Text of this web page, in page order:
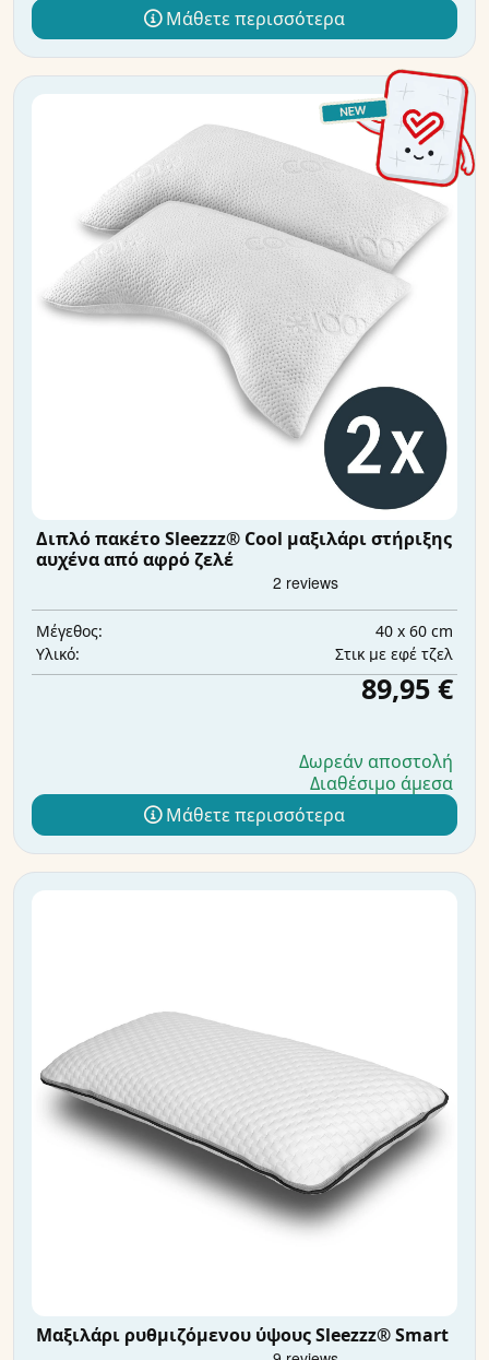
Μάθετε περισσότερα
Διπλό πακέτο Sleezzz® Cool μαξιλάρι στήριξης
αυχένα από αφρό ζελέ
Μέγεθος:
40 x 60 cm
Υλικό:
Στικ με εφέ τζελ
89,95 €
Δωρεάν αποστολή
Διαθέσιμο άμεσα
Μάθετε περισσότερα
Μαξιλάρι ρυθμιζόμενου ύψους Sleezzz® Smart